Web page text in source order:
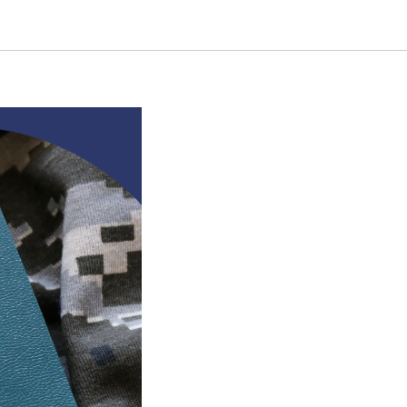
ВЛК в